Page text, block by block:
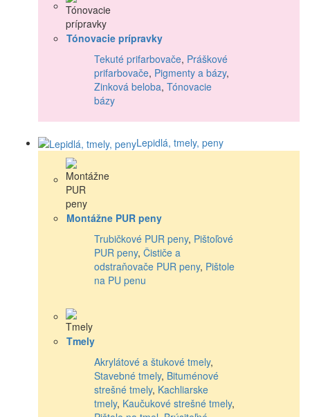
Tónovacie prípravky
Tekuté prifarbovače, Práškové
prifarbovače, Pigmenty a bázy,
Zinková beloba, Tónovacie
bázy
Lepidlá, tmely, peny
Montážne PUR peny
Trubičkové PUR peny, Pištoľové
PUR peny, Čističe a
odstraňovače PUR peny, Pištole
na PU penu
Tmely
Akrylátové a štukové tmely,
Stavebné tmely, Bituménové
strešné tmely, Kachliarske
tmely, Kaučukové strešné tmely,